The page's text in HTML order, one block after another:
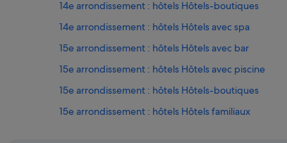
14e arrondissement : hôtels Hôtels-boutiques
14e arrondissement : hôtels Hôtels avec spa
15e arrondissement : hôtels Hôtels avec bar
15e arrondissement : hôtels Hôtels avec piscine
15e arrondissement : hôtels Hôtels-boutiques
15e arrondissement : hôtels Hôtels familiaux